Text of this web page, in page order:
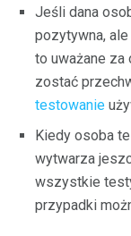
Jeśli dana
pozytywna, ale
to uważane za
zostać
testowanie
Kiedy osoba
wytwarza
wszystkie
przypadki